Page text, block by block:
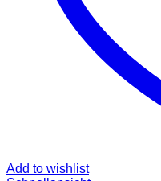
Add to wishlist